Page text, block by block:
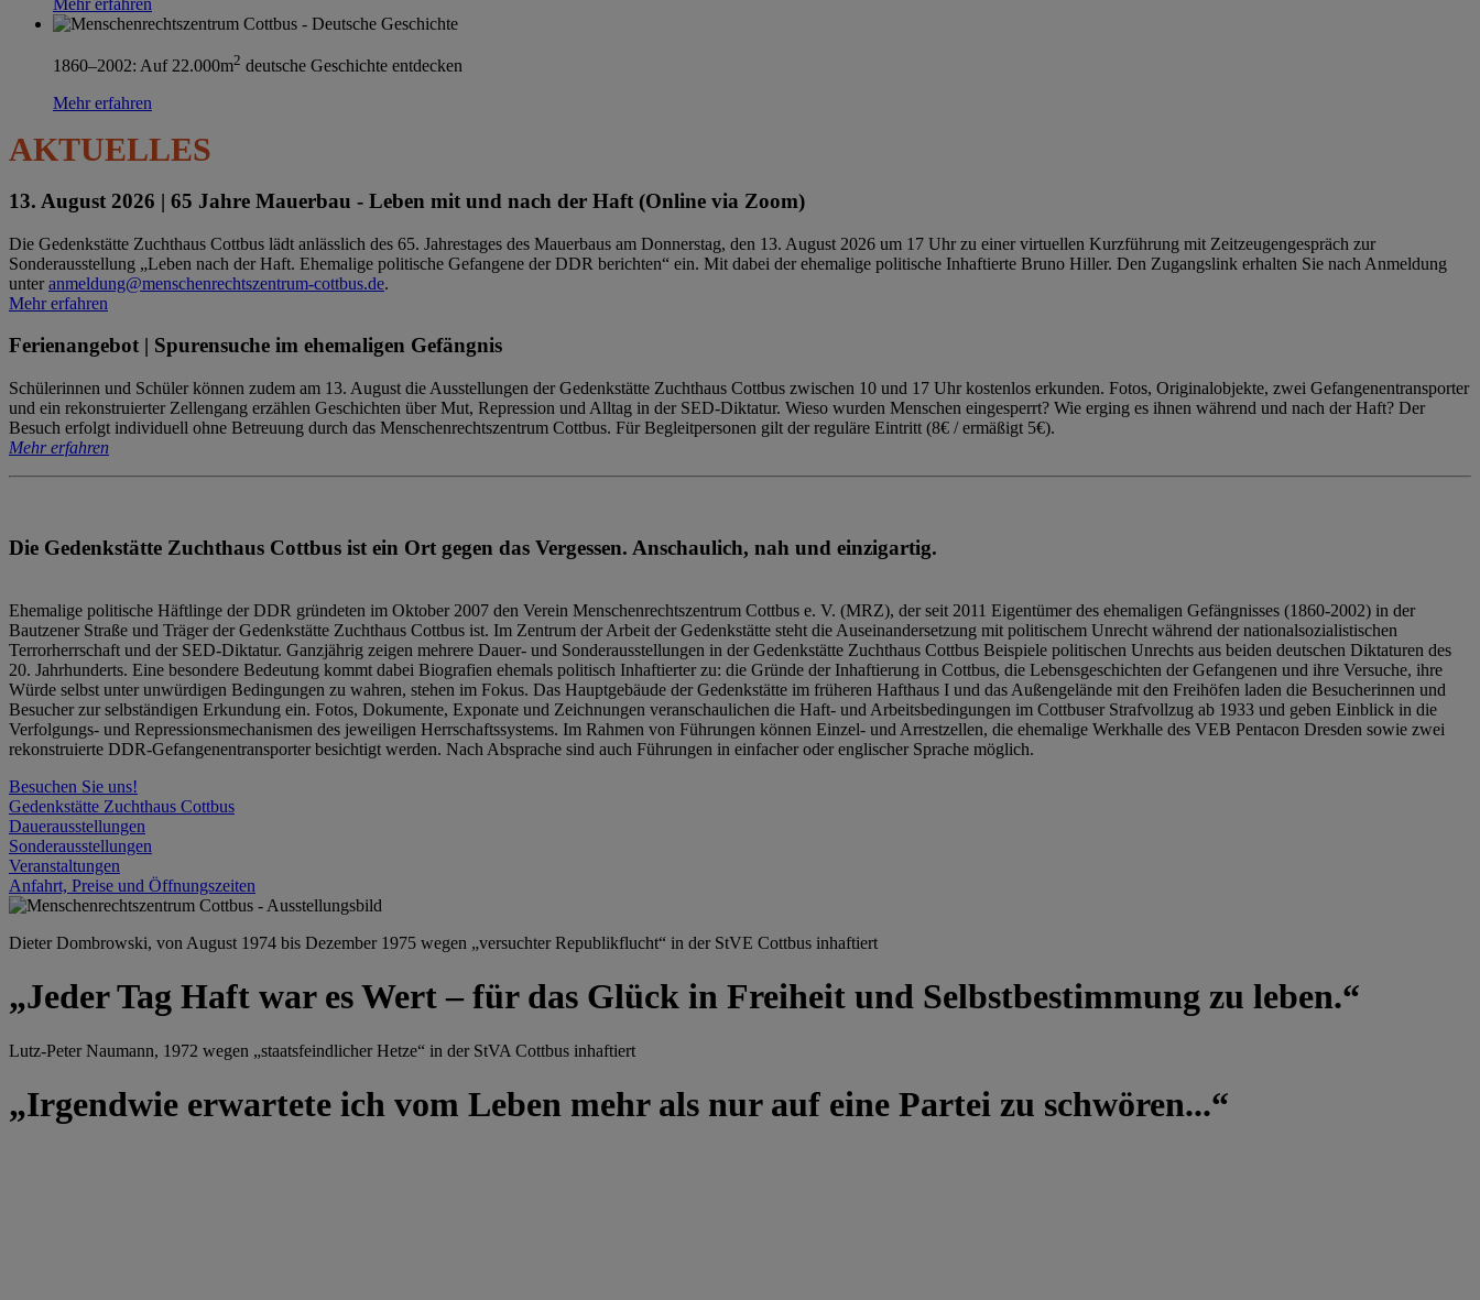
Mehr erfahren
1860–2002: Auf 22.000m2 deutsche Geschichte entdecken
Mehr erfahren
AKTUELLES
13. August 2026 | 65 Jahre Mauerbau - Leben mit und nach der Haft (Online via Zoom)
Die Gedenkstätte Zuchthaus Cottbus lädt anlässlich des 65. Jahrestages des Mauerbaus am Donnerstag, den 13. August 2026 um 17 Uhr zu einer virtuellen Kurzführung mit Zeitzeugengespräch zur
Sonderausstellung „Leben nach der Haft. Ehemalige politische Gefangene der DDR berichten“ ein. Mit dabei der ehemalige politische Inhaftierte Bruno Hiller. Den Zugangslink erhalten Sie nach Anmeldung
unteranmeldung@menschenrechtszentrum-cottbus.de.
Mehr erfahren
Ferienangebot | Spurensuche im ehemaligen Gefängnis
Schülerinnen und Schüler können zudem am 13. August die Ausstellungen der Gedenkstätte Zuchthaus Cottbus zwischen 10 und 17 Uhr kostenlos erkunden. Fotos, Originalobjekte, zwei Gefangenentransporter
und ein rekonstruierter Zellengang erzählen Geschichten über Mut, Repression und Alltag in der SED-Diktatur. Wieso wurden Menschen eingesperrt? Wie erging es ihnen während und nach der Haft? Der
Besuch erfolgt individuell ohne Betreuung durch das Menschenrechtszentrum Cottbus. Für Begleitpersonen gilt der reguläre Eintritt (8€ / ermäßigt 5€).
Mehr erfahren
Die Gedenkstätte Zuchthaus Cottbus ist ein Ort gegen das Vergessen. Anschaulich, nah und einzigartig.
Ehemalige politische Häftlinge der DDR gründeten im Oktober 2007 den Verein Menschenrechtszentrum Cottbus e. V. (MRZ), der seit 2011 Eigentümer des ehemaligen Gefängnisses (1860-2002) in der
Bautzener Straße und Träger der Gedenkstätte Zuchthaus Cottbus ist. Im Zentrum der Arbeit der Gedenkstätte steht die Auseinandersetzung mit politischem Unrecht während der nationalsozialistischen
Terrorherrschaft und der SED-Diktatur. Ganzjährig zeigen mehrere Dauer- und Sonderausstellungen in der Gedenkstätte Zuchthaus Cottbus Beispiele politischen Unrechts aus beiden deutschen Diktaturen des
20. Jahrhunderts. Eine besondere Bedeutung kommt dabei Biografien ehemals politisch Inhaftierter zu: die Gründe der Inhaftierung in Cottbus, die Lebensgeschichten der Gefangenen und ihre Versuche, ihre
Würde selbst unter unwürdigen Bedingungen zu wahren, stehen im Fokus. Das Hauptgebäude der Gedenkstätte im früheren Hafthaus I und das Außengelände mit den Freihöfen laden die Besucherinnen und
Besucher zur selbständigen Erkundung ein. Fotos, Dokumente, Exponate und Zeichnungen veranschaulichen die Haft- und Arbeitsbedingungen im Cottbuser Strafvollzug ab 1933 und geben Einblick in die
Verfolgungs- und Repressionsmechanismen des jeweiligen Herrschaftssystems. Im Rahmen von Führungen können Einzel- und Arrestzellen, die ehemalige Werkhalle des VEB Pentacon Dresden sowie zwei
rekonstruierte DDR-Gefangenentransporter besichtigt werden. Nach Absprache sind auch Führungen in einfacher oder englischer Sprache möglich.
Besuchen Sie uns!
Gedenkstätte Zuchthaus Cottbus
Dauerausstellungen
Sonderausstellungen
Veranstaltungen
Anfahrt, Preise und Öffnungszeiten
Dieter Dombrowski, von August 1974 bis Dezember 1975 wegen „versuchter Republikflucht“ in der StVE Cottbus inhaftiert
„Jeder Tag Haft war es Wert – für das Glück in Freiheit und Selbstbestimmung zu leben.“
Lutz-Peter Naumann, 1972 wegen „staatsfeindlicher Hetze“ in der StVA Cottbus inhaftiert
„Irgendwie erwartete ich vom Leben mehr als nur auf eine Partei zu schwören...“